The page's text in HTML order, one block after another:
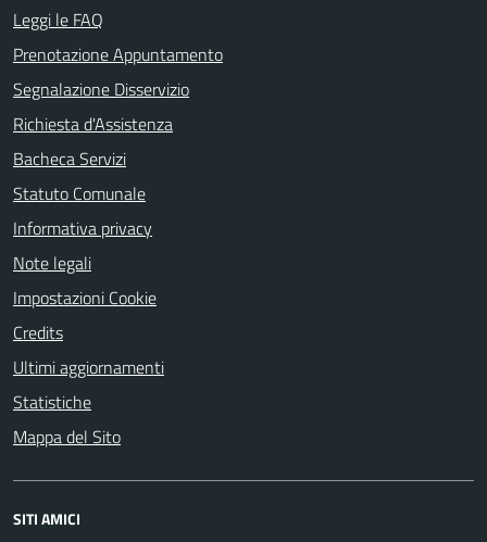
Leggi le FAQ
Prenotazione Appuntamento
Segnalazione Disservizio
Richiesta d'Assistenza
Bacheca Servizi
Statuto Comunale
Informativa privacy
Note legali
Impostazioni Cookie
Credits
Ultimi aggiornamenti
Statistiche
Mappa del Sito
SITI AMICI